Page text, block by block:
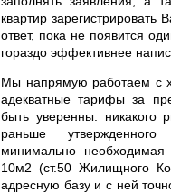
квартир зарегистрировать
ответ, пока не появится
гораздо эффективнее
Мы напрямую работаем с
адекватные тарифы за
быть уверенны: никакого
раньше
минимально
10м2 (ст.50 Жилищного
адресную базу и с ней